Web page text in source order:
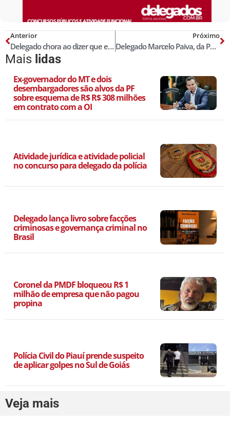
Anterior
Delegado chora ao dizer que estava na mira de milícia; depoimento de delegado termina com bate-boca
Próximo
Delegado Marcelo Paiva, da Polícia Civil da Bahia, morre aos 43 anos
Mais lidas
Ex-governador do MT e dois
desembargadores são alvos da PF
sobre esquema de R$ R$ 308 milhões
em contrato com a OI
Atividade jurídica e atividade policial
no concurso para delegado da polícia
Delegado lança livro sobre facções
criminosas e governança criminal no
Brasil
Coronel da PMDF bloqueou R$ 1
milhão de empresa que não pagou
propina
Polícia Civil do Piauí prende suspeito
de aplicar golpes no Sul de Goiás
Veja mais